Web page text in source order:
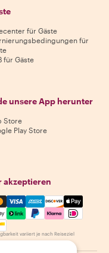
für Gäste
für
für Gäste
unsere App herunter
Store
Play Store
akzeptieren
Visa, Amex,
variiert je nach Reiseziel